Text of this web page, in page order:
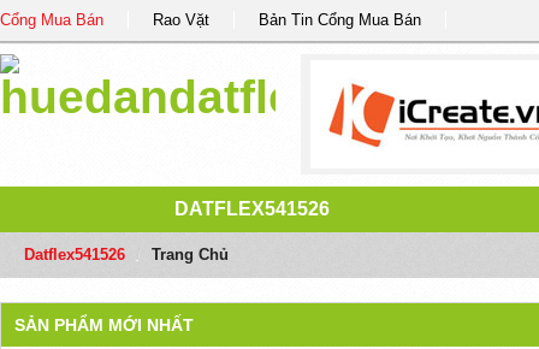
Cổng Mua Bán Rao Vặt Bản Tin Cổng Mua Bán
DATFLEX541526
Datflex541526 Trang Chủ
SẢN PHẨM MỚI NHẤT